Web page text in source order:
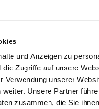
und Anzeigen zu
die Zugriffe auf unsere
Verwendung unserer
weiter. Unsere Partner
zusammen, die Sie